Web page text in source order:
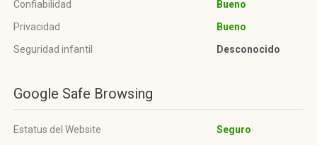
Confiabilidad
Bueno
Privacidad
Bueno
Seguridad infantil
Desconocido
Google Safe Browsing
Estatus del Website Seguro